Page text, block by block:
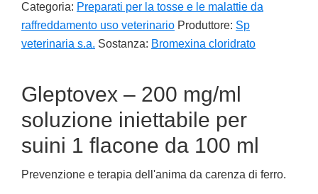
Categoria: Preparati per la tosse e le malattie da
raffreddamento uso veterinario Produttore: Sp
veterinaria s.a. Sostanza: Bromexina cloridrato
Gleptovex – 200 mg/ml
soluzione iniettabile per
suini 1 flacone da 100 ml
Prevenzione e terapia dell'anima da carenza di ferro.